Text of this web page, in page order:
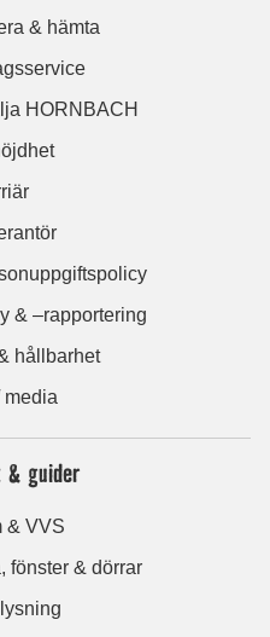
& hämta
HORNBACH
& –rapportering
hållbarhet
media
& guider
& VVS
fönster & dörrar